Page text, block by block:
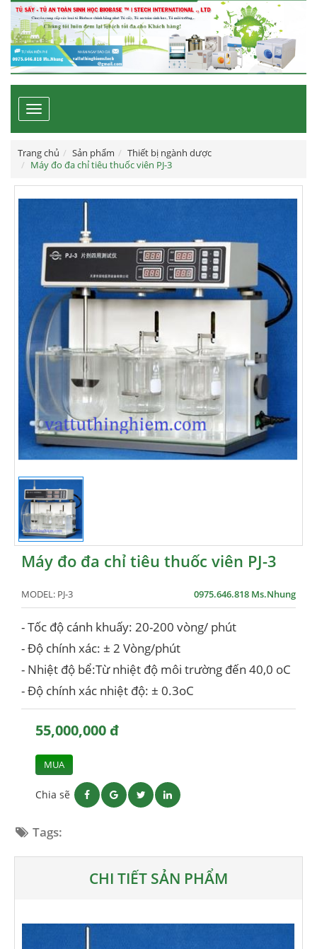
Toggle
navigation
Trang chủ Sản phẩm
Thiết bị ngành dược
Máy đo đa chỉ tiêu thuốc viên PJ-3
Máy đo đa chỉ tiêu thuốc viên PJ-3
MODEL: PJ-3 0975.646.818 Ms.Nhung
- Tốc độ cánh khuấy: 20-200 vòng/ phút
- Độ chính xác: ± 2 Vòng/phút
- Nhiệt độ bể:Từ nhiệt độ môi trường đến 40,0 oC
- Độ chính xác nhiệt độ: ± 0.3oC
55,000,000 đ
MUA
Chia sẽ
Tags:
CHI TIẾT SẢN PHẨM